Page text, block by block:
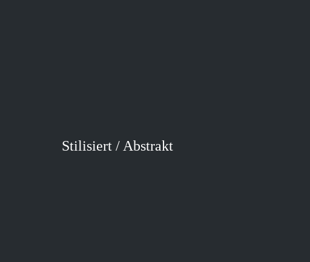
Stilisiert / Abstrakt